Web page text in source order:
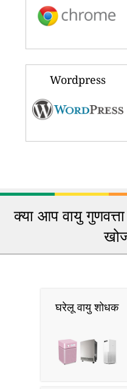
Wordpress
क्या आप वायु
घरेलू वायु शोधक